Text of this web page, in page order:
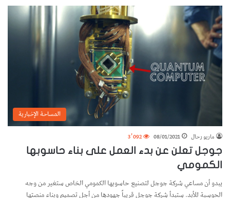
المساحة الإخبارية
ماريو رحال 08/01/2021
3٬092
جوجل تعلن عن بدء العمل على بناء حاسوبها
الكمومي
يبدو أن مساعي شركة جوجل لتصنيع حاسوبها الكمومي الخاص ستغير من وجه
الحوسبة للأبد. ستبدأ شركة جوجل قريباً جهودها من أجل تصميم وبناء منصتها